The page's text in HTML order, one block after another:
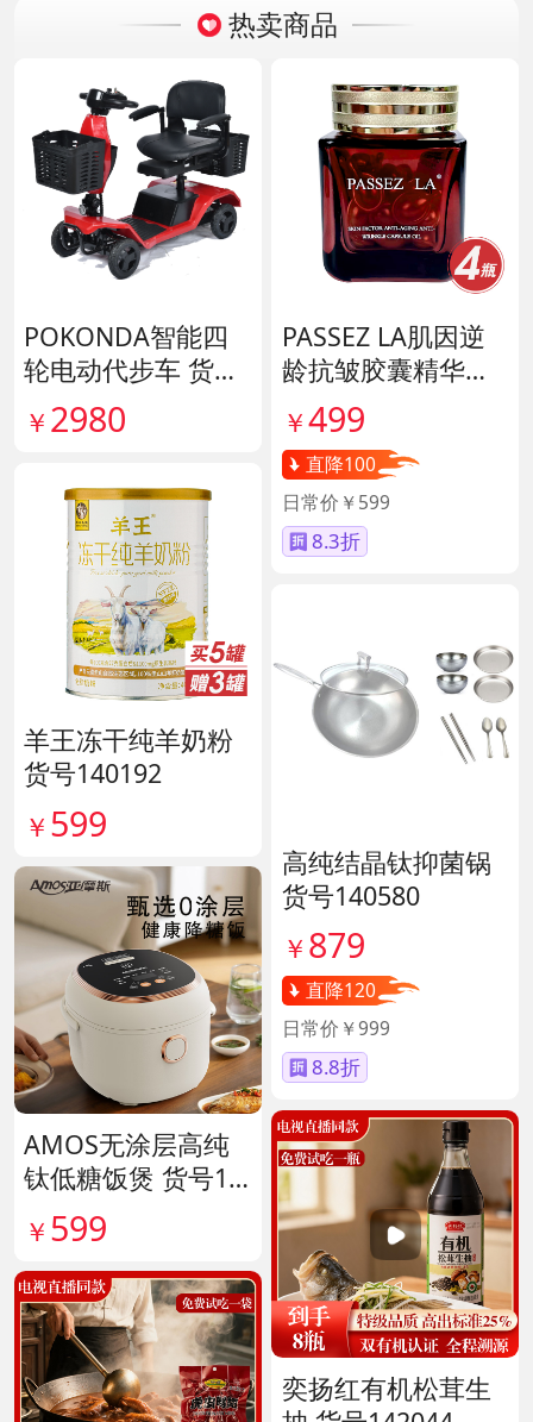
热卖商品
POKONDA智能四
轮电动代步车 货号
138856
￥ 2980
羊王冻干纯羊奶粉
货号140192
￥ 599
AMOS无涂层高纯
钛低糖饭煲 货号14
1641
￥ 599
PASSEZ LA肌因逆
龄抗皱胶囊精华油
货号139887
￥499
直降100
日常价￥599
8.3折
高纯结晶钛抑菌锅
货号140580
￥ 879
直降120
日常价￥999
8.8折
奕扬红有机松茸生